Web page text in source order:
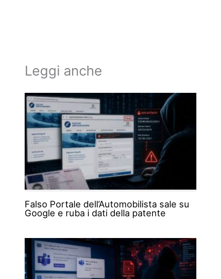
Leggi anche
Falso Portale dell’Automobilista sale su
Google e ruba i dati della patente